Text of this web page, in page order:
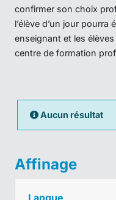
confirmer son choix
l’élève d’un jour
enseignant et les
centre de formation
Aucun résultat
Affinage
Langue